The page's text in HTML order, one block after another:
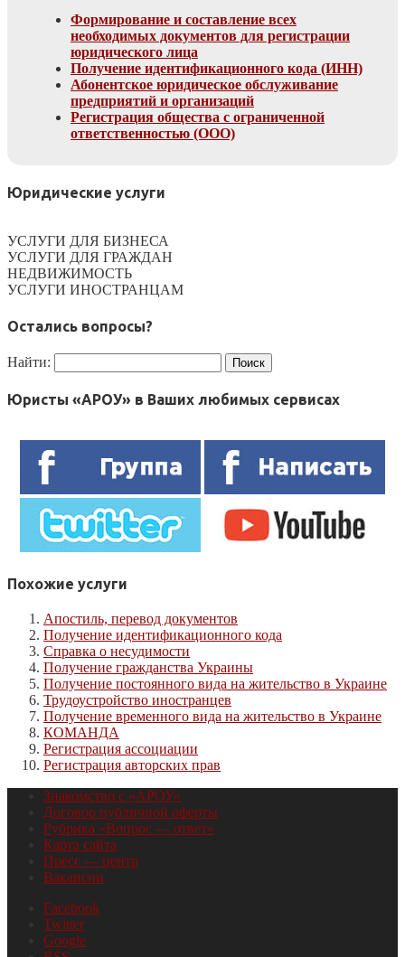
Формирование и составление всех
необходимых документов для регистрации
юридического лица
Получение идентификационного кода (ИНН)
Абонентское юридическое обслуживание
предприятий и организаций
Регистрация общества с ограниченной
ответственностью (ООО)
Юридические услуги
УСЛУГИ ДЛЯ БИЗНЕСА
УСЛУГИ ДЛЯ ГРАЖДАН
НЕДВИЖИМОСТЬ
УСЛУГИ ИНОСТРАНЦАМ
Остались вопросы?
Найти:
Юристы «АРОУ» в Ваших любимых сервисах
Похожие услуги
Апостиль, перевод документов
Получение идентификационного кода
Справка о несудимости
Получение гражданства Украины
Получение постоянного вида на жительство в Украине
Трудоустройство иностранцев
Получение временного вида на жительство в Украине
КОМАНДА
Регистрация ассоциации
Регистрация авторских прав
Знакомство с «АРОУ»
Договор публичной оферты
Рубрика «Вопрос — ответ»
Карта сайта
Пресс — центр
Вакансии
Facebook
Twitter
Google